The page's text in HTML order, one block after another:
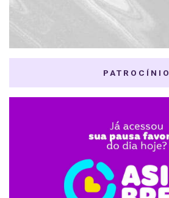
PATROCÍNIO